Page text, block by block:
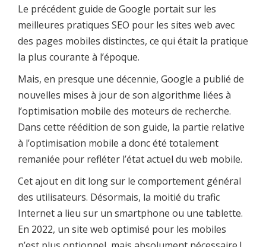
Le précédent guide de Google portait sur les
meilleures pratiques SEO pour les sites web avec
des pages mobiles distinctes, ce qui était la pratique
la plus courante à l’époque.
Mais, en presque une décennie, Google a publié de
nouvelles mises à jour de son algorithme liées à
l’optimisation mobile des moteurs de recherche.
Dans cette réédition de son guide, la partie relative
à l’optimisation mobile a donc été totalement
remaniée pour refléter l’état actuel du web mobile.
Cet ajout en dit long sur le comportement général
des utilisateurs. Désormais, la moitié du trafic
Internet a lieu sur un smartphone ou une tablette.
En 2022, un site web optimisé pour les mobiles